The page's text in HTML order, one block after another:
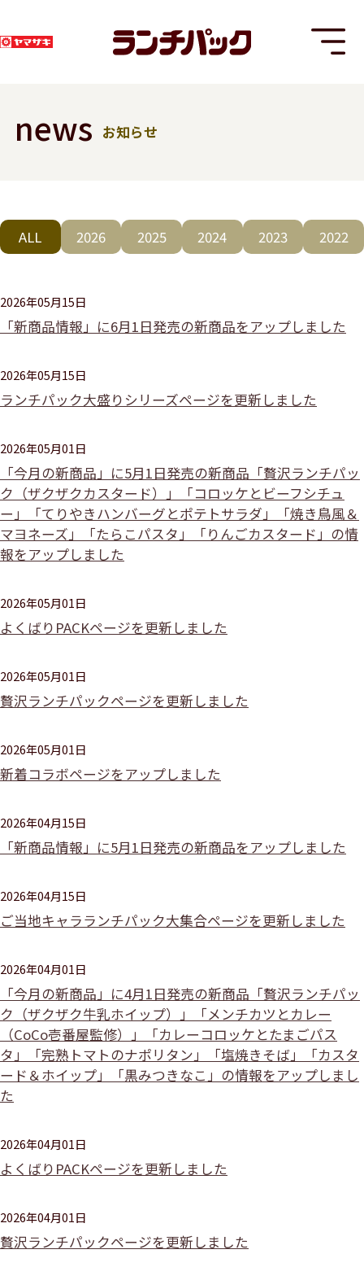
news お知らせ
ALL 2026 2025 2024 2023 2022
2026年05月15日
「新商品情報」に6月1日発売の新商品をアップしました
2026年05月15日
ランチパック大盛りシリーズページを更新しました
2026年05月01日
「今月の新商品」に5月1日発売の新商品「贅沢ランチパッ
ク（ザクザクカスタード）」「コロッケとビーフシチュ
ー」「てりやきハンバーグとポテトサラダ」「焼き鳥風＆
マヨネーズ」「たらこパスタ」「りんごカスタード」の情
報をアップしました
2026年05月01日
よくばりPACKページを更新しました
2026年05月01日
贅沢ランチパックページを更新しました
2026年05月01日
新着コラボページをアップしました
2026年04月15日
「新商品情報」に5月1日発売の新商品をアップしました
2026年04月15日
ご当地キャラランチパック大集合ページを更新しました
2026年04月01日
「今月の新商品」に4月1日発売の新商品「贅沢ランチパッ
ク（ザクザク牛乳ホイップ）」「メンチカツとカレー
（CoCo壱番屋監修）」「カレーコロッケとたまごパス
タ」「完熟トマトのナポリタン」「塩焼きそば」「カスタ
ード＆ホイップ」「黒みつきなこ」の情報をアップしまし
た
2026年04月01日
よくばりPACKページを更新しました
2026年04月01日
贅沢ランチパックページを更新しました